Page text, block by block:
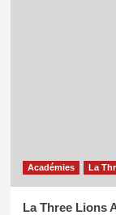
Académies La
La Three Lions